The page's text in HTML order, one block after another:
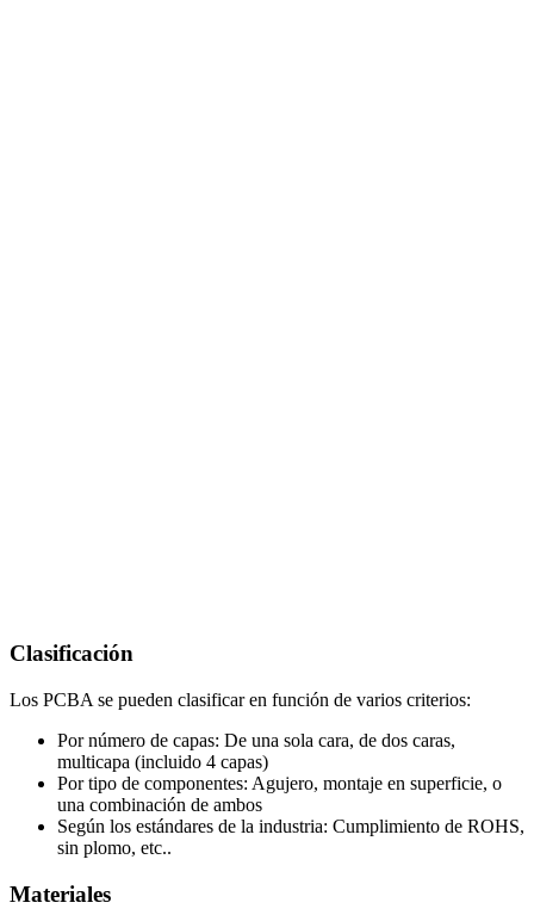
Clasificación
Los PCBA se pueden clasificar en función de varios criterios:
Por número de capas: De una sola cara, de dos caras,
multicapa (incluido 4 capas)
Por tipo de componentes: Agujero, montaje en superficie, o
una combinación de ambos
Según los estándares de la industria: Cumplimiento de ROHS,
sin plomo, etc..
Materiales